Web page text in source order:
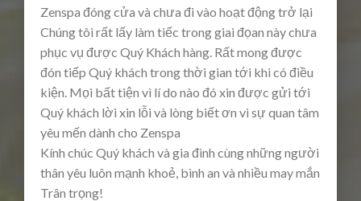
Zenspa đóng cửa và chưa đi vào hoạt động trở lại
Chúng tôi rất lấy làm tiếc trong giai đọan này chưa
phục vụ được Quý Khách hàng. Rất mong được
đón tiếp Quý khách trong thời gian tới khi có điều
kiện. Mọi bất tiện vì lí do nào đó xin được gửi tới
Quý khách lời xin lỗi và lòng biết ơn vì sự quan tâm
yêu mến dành cho Zenspa
Kính chúc Quý khách và gia đình cùng những người
thân yêu luôn mạnh khoẻ, bình an và nhiều may mắn
Trân trọng!